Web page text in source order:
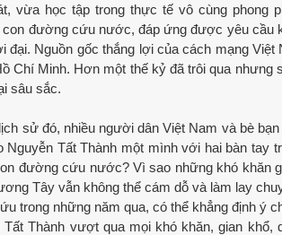
vừa học tập trong thực tế vô cùng phong
đường cứu nước, đáp ứng được yêu cầu
đại. Nguồn gốc thắng lợi của cách mạng
Minh. Hơn một thế kỷ đã trôi qua nhưng
sâu sắc.
sử đó, nhiều người dân Việt Nam và bè
Tất Thành một mình với hai bàn tay
đường cứu nước? Vì sao những khó khăn
Tây vẫn không thể cám dỗ và làm lay
trong những năm qua, có thể khẳng định ý
Thành vượt qua mọi khó khăn, gian khổ,